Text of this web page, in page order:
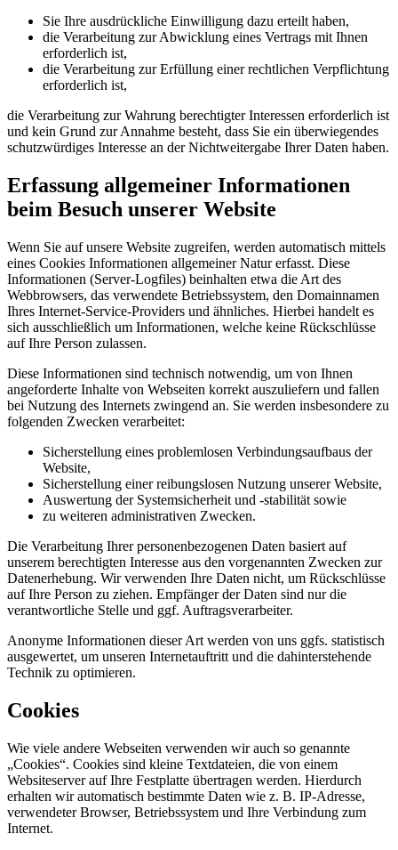
Sie Ihre ausdrückliche Einwilligung dazu erteilt haben,
die Verarbeitung zur Abwicklung eines Vertrags mit Ihnen
erforderlich ist,
die Verarbeitung zur Erfüllung einer rechtlichen Verpflichtung
erforderlich ist,
die Verarbeitung zur Wahrung berechtigter Interessen erforderlich ist
und kein Grund zur Annahme besteht, dass Sie ein überwiegendes
schutzwürdiges Interesse an der Nichtweitergabe Ihrer Daten haben.
Erfassung allgemeiner Informationen
beim Besuch unserer Website
Wenn Sie auf unsere Website zugreifen, werden automatisch mittels
eines Cookies Informationen allgemeiner Natur erfasst. Diese
Informationen (Server-Logfiles) beinhalten etwa die Art des
Webbrowsers, das verwendete Betriebssystem, den Domainnamen
Ihres Internet-Service-Providers und ähnliches. Hierbei handelt es
sich ausschließlich um Informationen, welche keine Rückschlüsse
auf Ihre Person zulassen.
Diese Informationen sind technisch notwendig, um von Ihnen
angeforderte Inhalte von Webseiten korrekt auszuliefern und fallen
bei Nutzung des Internets zwingend an. Sie werden insbesondere zu
folgenden Zwecken verarbeitet:
Sicherstellung eines problemlosen Verbindungsaufbaus der
Website,
Sicherstellung einer reibungslosen Nutzung unserer Website,
Auswertung der Systemsicherheit und -stabilität sowie
zu weiteren administrativen Zwecken.
Die Verarbeitung Ihrer personenbezogenen Daten basiert auf
unserem berechtigten Interesse aus den vorgenannten Zwecken zur
Datenerhebung. Wir verwenden Ihre Daten nicht, um Rückschlüsse
auf Ihre Person zu ziehen. Empfänger der Daten sind nur die
verantwortliche Stelle und ggf. Auftragsverarbeiter.
Anonyme Informationen dieser Art werden von uns ggfs. statistisch
ausgewertet, um unseren Internetauftritt und die dahinterstehende
Technik zu optimieren.
Cookies
Wie viele andere Webseiten verwenden wir auch so genannte
„Cookies“. Cookies sind kleine Textdateien, die von einem
Websiteserver auf Ihre Festplatte übertragen werden. Hierdurch
erhalten wir automatisch bestimmte Daten wie z. B. IP-Adresse,
verwendeter Browser, Betriebssystem und Ihre Verbindung zum
Internet.